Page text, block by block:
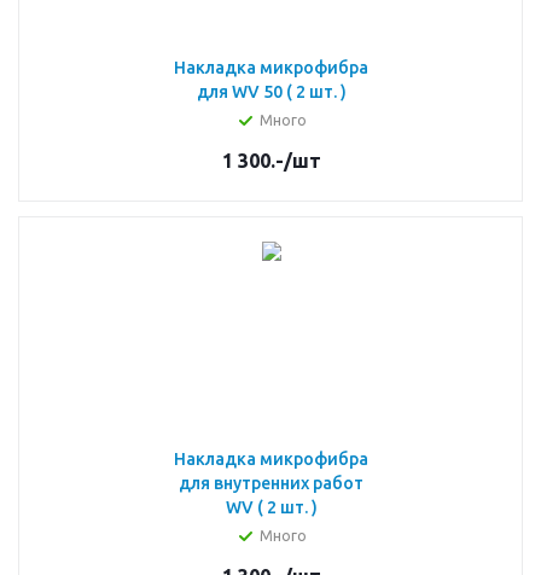
Накладка микрофибра
для WV 50 ( 2 шт. )
Много
1 300.-/шт
Накладка микрофибра
для внутренних работ
WV ( 2 шт. )
Много